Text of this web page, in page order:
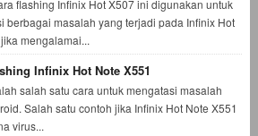
flashing Infinix Hot X507 ini digunakan untuk
berbagai masalah yang terjadi pada Infinix Hot
mengalamai...
Infinix Hot Note X551
salah satu cara untuk mengatasi masalah
Salah satu contoh jika Infinix Hot Note X551
virus...